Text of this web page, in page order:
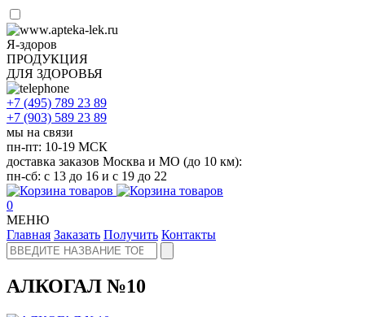
Я-здоров
ПРОДУКЦИЯ
ДЛЯ ЗДОРОВЬЯ
+7 (495) 789 23 89
+7 (903) 589 23 89
мы на связи
пн-пт: 10-19 МСК
доставка заказов Москва и МО (до 10 км):
пн-сб: с 13 до 16 и с 19 до 22
0
МЕНЮ
Главная Заказать Получить Контакты
АЛКОГАЛ №10